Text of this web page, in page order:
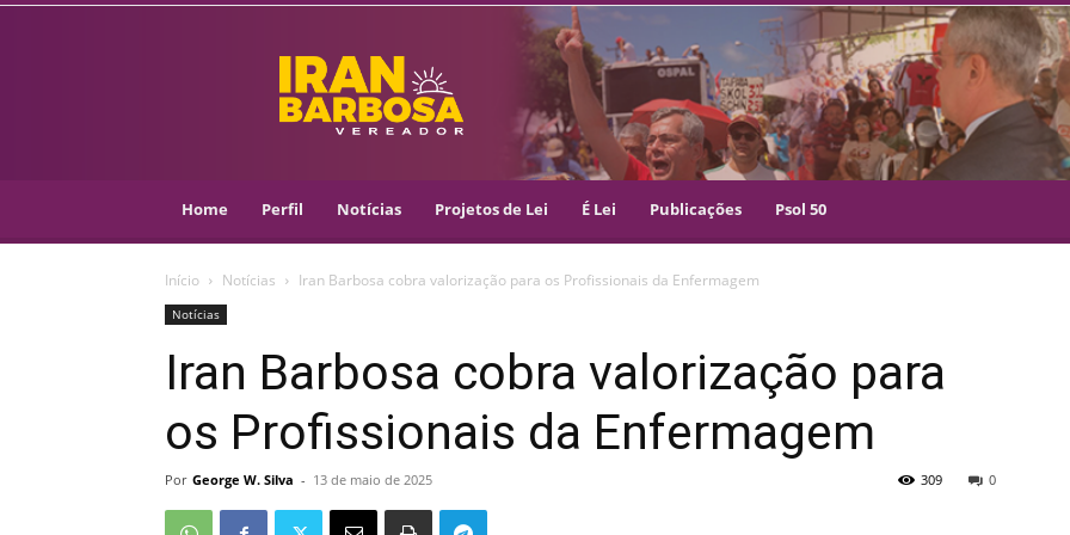
IRAN
BARBOSA
–
VEREADOR
–
Home Perfil Notícias Projetos de Lei É Lei Publicações Psol 50
Início Notícias Iran Barbosa cobra valorização para os Profissionais da Enfermagem
Notícias
Iran Barbosa cobra valorização para
os Profissionais da Enfermagem
Por George W. Silva - 13 de maio de 2025 0
309